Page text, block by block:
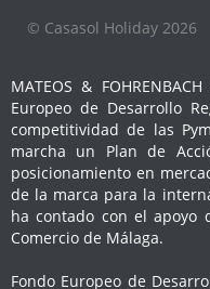
© Casasol Holiday 2026
MATEOS &
Europeo de Desarrollo
competitividad de las
marcha un Plan de
posicionamiento en
de la marca para la
ha contado con el apoyo
Comercio de Málaga.
Fondo Europeo de